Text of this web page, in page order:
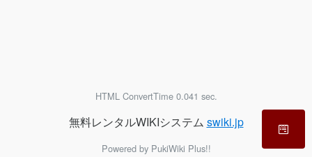
HTML ConvertTime 0.041 sec.
無料レンタルWIKIシステム swiki.jp
Powered by PukiWiki Plus!!